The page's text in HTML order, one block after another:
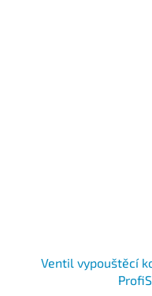
Ventil vypouštěcí